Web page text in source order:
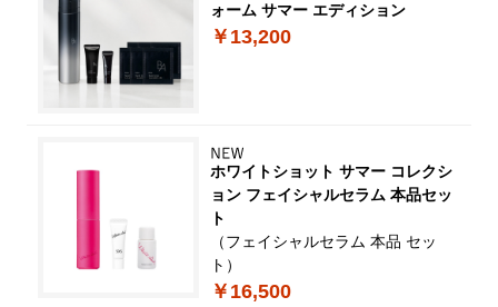
ォーム サマー エディション
￥13,200
ホワイトショット サマー コレクシ
ョン フェイシャルセラム 本品セッ
ト
（フェイシャルセラム 本品 セッ
ト）
￥16,500